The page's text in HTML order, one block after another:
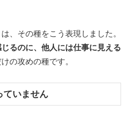
、その種をこう表現しました。
るのに、他人には仕事に見える
の攻めの種です。
ていません